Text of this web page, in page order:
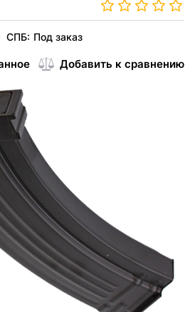
СПБ: Под заказ
Добавить к сравнению